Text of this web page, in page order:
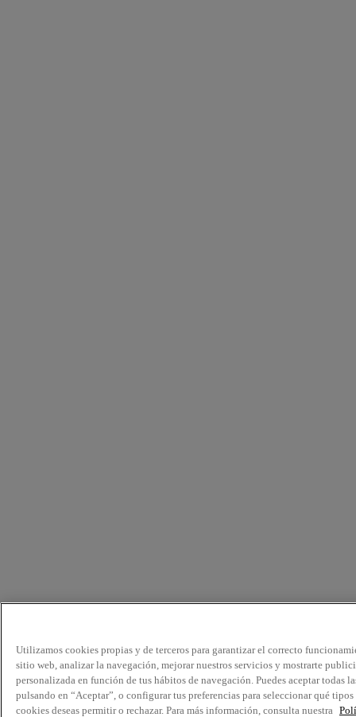
Utilizamos cookies propias y de terceros para garantizar el correcto
sitio web, analizar la navegación, mejorar nuestros servicios y mostrarte
personalizada en función de tus hábitos de navegación. Puedes aceptar todas
pulsando en “Aceptar”, o configurar tus preferencias para seleccionar qué tipos
cookies deseas permitir o rechazar. Para más información, consulta nuestra